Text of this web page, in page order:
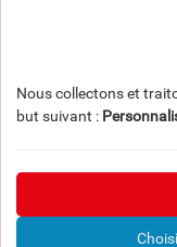
© 2026 AFDIAG —
Nous collectons et
but suivant :